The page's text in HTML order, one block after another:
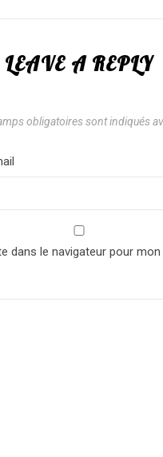
LEAVE A REPLY
obligatoires sont indiqués
dans le navigateur pour